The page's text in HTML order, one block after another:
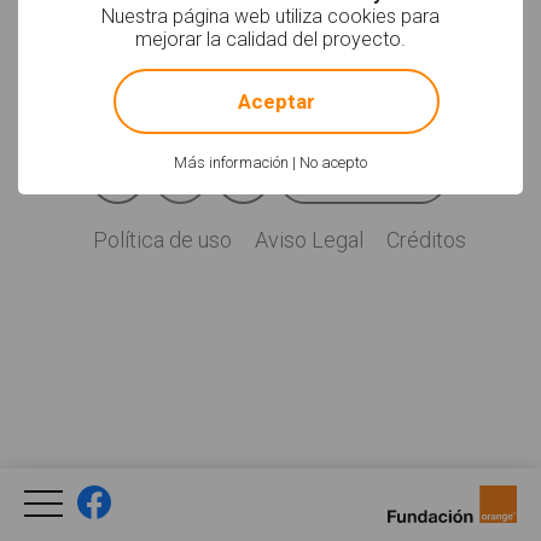
Soyvisual.org es un
Fundación Orange.
Social
FacebookYouTubeTwitter
Newsletter
Política de uso Aviso Legal Créditos
Nuestra página web utiliza cookies para
mejorar la calidad del proyecto.
Más información | No acepto
! Not valid!
Aceptar